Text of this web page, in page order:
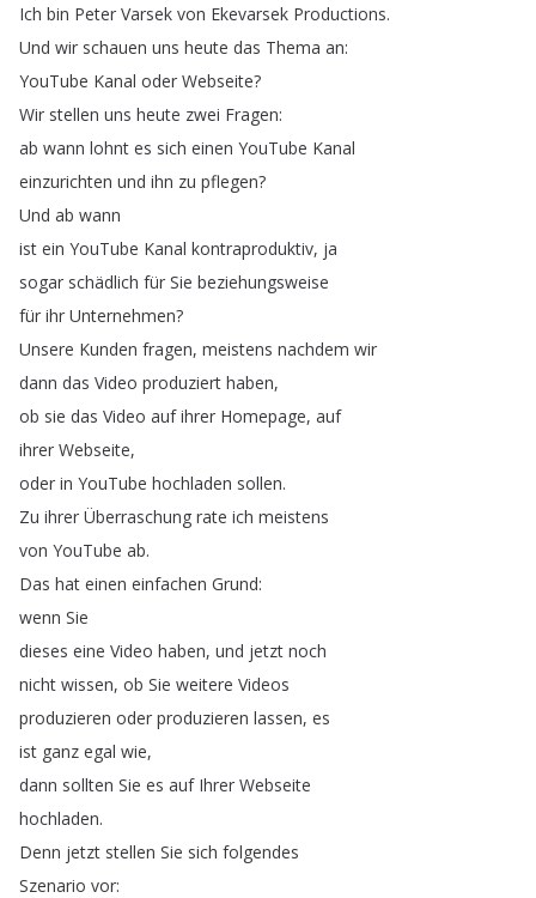
Ich bin Peter Varsek von Ekevarsek Productions.
Und wir schauen uns heute das Thema an:
YouTube Kanal oder Webseite?
Wir stellen uns heute zwei Fragen:
ab wann lohnt es sich einen YouTube Kanal
einzurichten und ihn zu pflegen?
Und ab wann
ist ein YouTube Kanal kontraproduktiv, ja
sogar schädlich für Sie beziehungsweise
für ihr Unternehmen?
Unsere Kunden fragen, meistens nachdem wir
dann das Video produziert haben,
ob sie das Video auf ihrer Homepage, auf
ihrer Webseite,
oder in YouTube hochladen sollen.
Zu ihrer Überraschung rate ich meistens
von YouTube ab.
Das hat einen einfachen Grund:
wenn Sie
dieses eine Video haben, und jetzt noch
nicht wissen, ob Sie weitere Videos
produzieren oder produzieren lassen, es
ist ganz egal wie,
dann sollten Sie es auf Ihrer Webseite
hochladen.
Denn jetzt stellen Sie sich folgendes
Szenario vor: